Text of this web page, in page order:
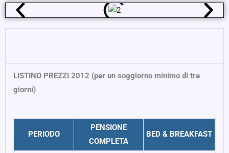
LISTINO PREZZI 2012 (per un soggiorno minimo di tre
giorni)
PERIODO
PENSIONE
COMPLETA
BED & BREAKFAST